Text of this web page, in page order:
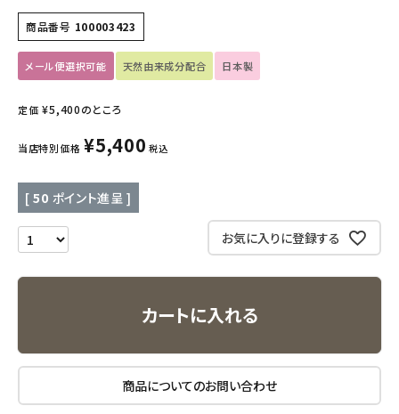
フェムケア
インナー・下着・ナイトウェア
キッズ・ベビー・マタニティ
キッチン用品
フード・ドリンク
ブランド
商品番号 100003423
メール便選択可能 天然由来成分配合 日本製
定価 ¥5,400のところ
当店特別価格 ¥5,400 税込
[ 50 ポイント進呈 ]
お気に入りに登録する
カートに入れる
商品についてのお問い合わせ